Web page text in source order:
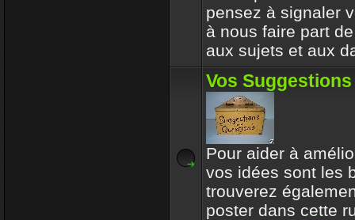
pensez à signaler
à nous faire part
aux sujets et aux
Vos Suggestions
Pour aider à
vos idées sont les
trouverez
poster dans cette